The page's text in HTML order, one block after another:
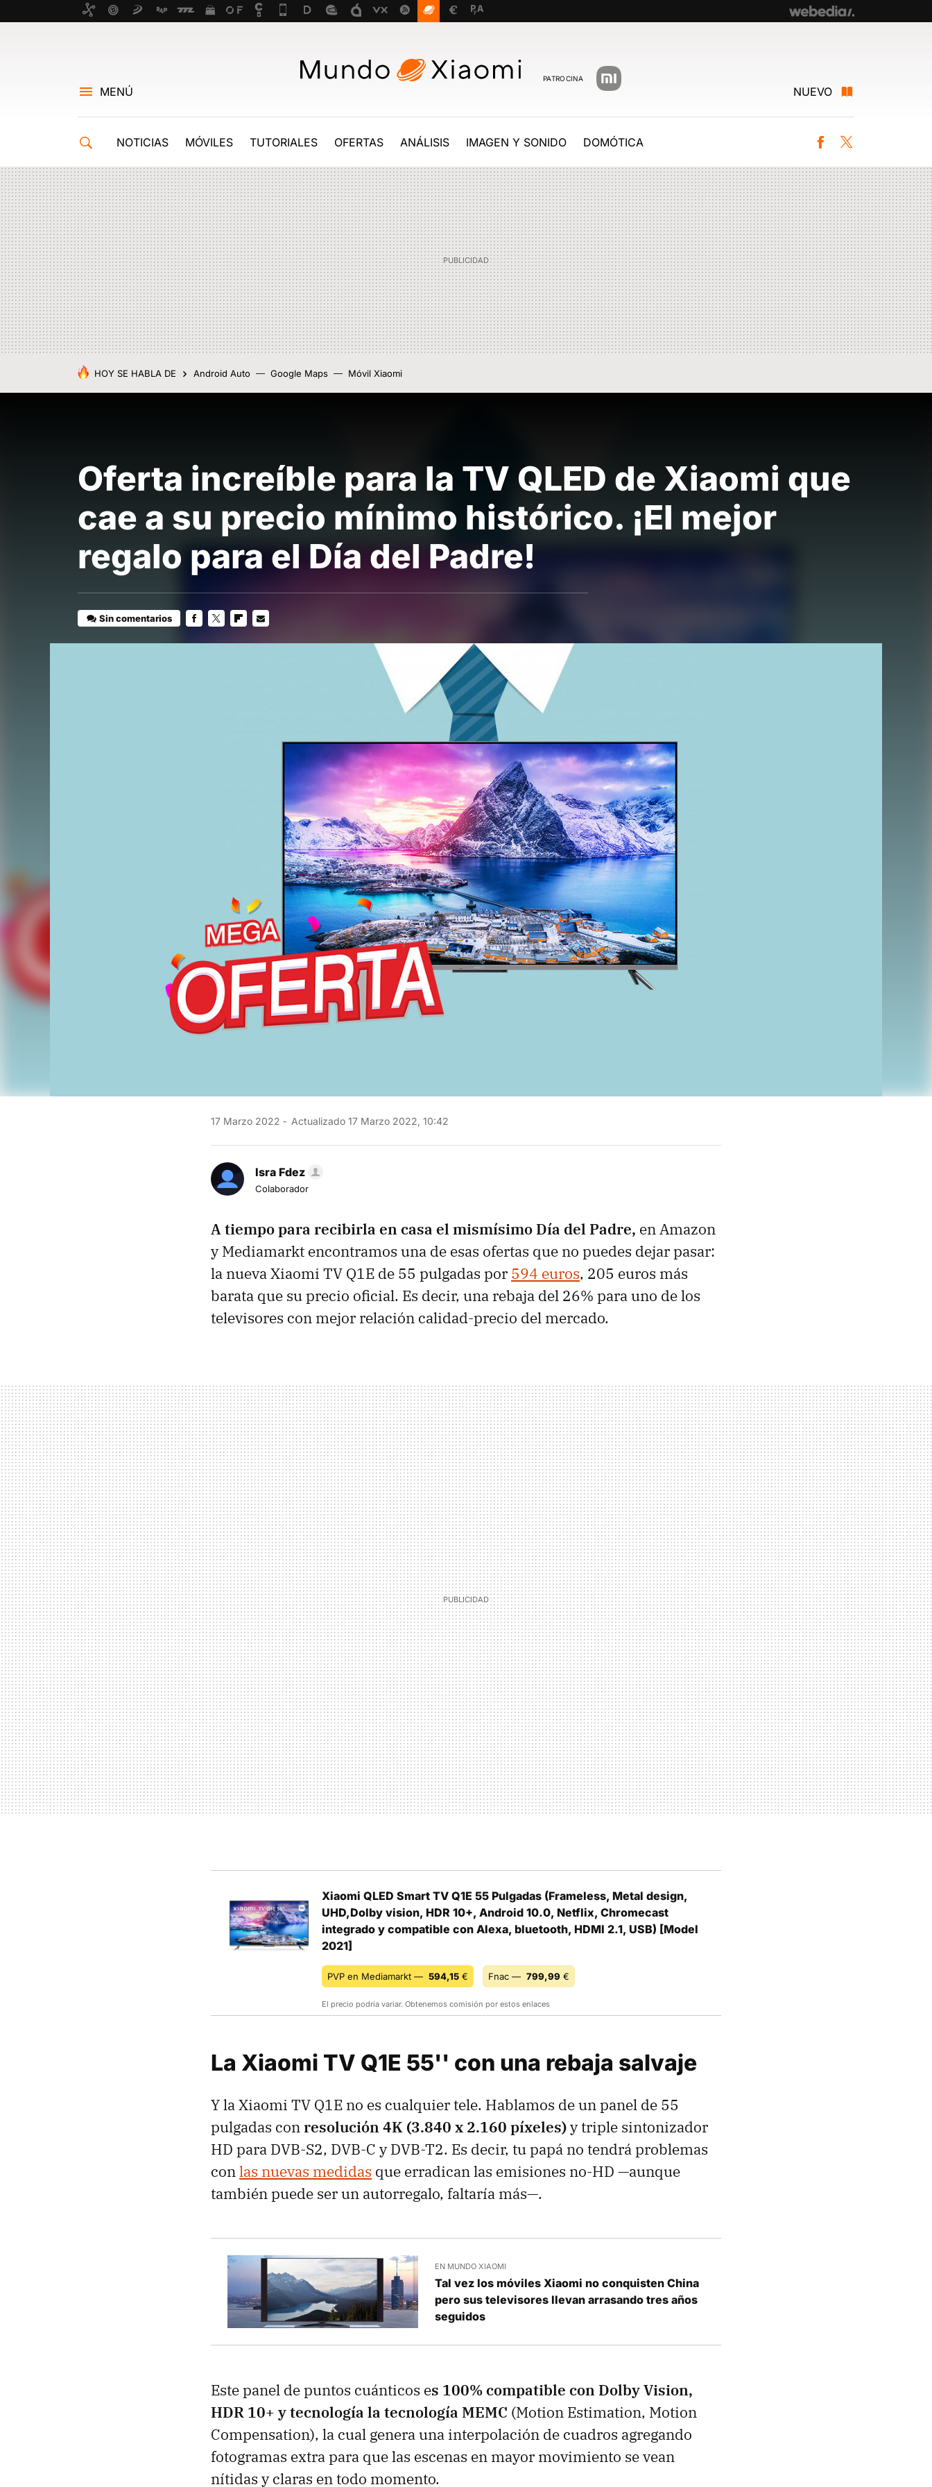
PATROCINA
MENÚ NUEVO
NOTICIAS MÓVILES TUTORIALES OFERTAS ANÁLISIS IMAGEN Y SONIDO DOMÓTICA Facebook
HOY SE HABLA DE Android Auto Google Maps Móvil Xiaomi
Oferta increíble para la TV QLED de Xiaomi que
cae a su precio mínimo histórico. ¡El mejor
regalo para el Día del Padre!
Sin comentarios
17 Marzo 2022 Actualizado 17 Marzo 2022, 10:42
Isra Fdez
Colaborador
A tiempo para recibirla en casa el mismísimo Día del Padre, en Amazon
y Mediamarkt encontramos una de esas ofertas que no puedes dejar pasar:
la nueva Xiaomi TV Q1E de 55 pulgadas por 594 euros, 205 euros más
barata que su precio oficial. Es decir, una rebaja del 26% para uno de los
televisores con mejor relación calidad-precio del mercado.
Xiaomi QLED Smart TV Q1E 55 Pulgadas (Frameless, Metal design,
UHD,Dolby vision, HDR 10+, Android 10.0, Netflix, Chromecast
integrado y compatible con Alexa, bluetooth, HDMI 2.1, USB) [Model
2021]
PVP en Mediamarkt — 594,15 € Fnac — 799,99 €
El precio podría variar. Obtenemos comisión por estos enlaces
La Xiaomi TV Q1E 55'' con una rebaja salvaje
Y la Xiaomi TV Q1E no es cualquier tele. Hablamos de un panel de 55
pulgadas conresolución 4K (3.840 x 2.160 píxeles)y triple sintonizador
HD para DVB-S2, DVB-C y DVB-T2. Es decir, tu papá no tendrá problemas
conlas nuevas medidas que erradican las emisiones no-HD —aunque
también puede ser un autorregalo, faltaría más—.
EN MUNDO XIAOMI
Tal vez los móviles Xiaomi no conquisten China
pero sus televisores llevan arrasando tres años
seguidos
Este panel de puntos cuánticos es 100% compatible con Dolby Vision,
HDR 10+ y tecnología la tecnología MEMC (Motion Estimation, Motion
Compensation), la cual genera una interpolación de cuadros agregando
fotogramas extra para que las escenas en mayor movimiento se vean
nítidas y claras en todo momento.